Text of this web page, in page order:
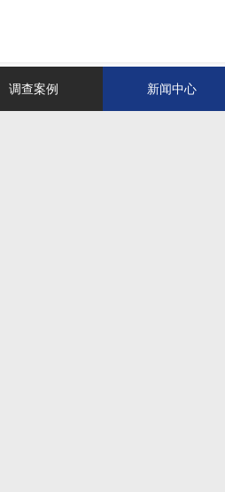
调查案例 新闻中心